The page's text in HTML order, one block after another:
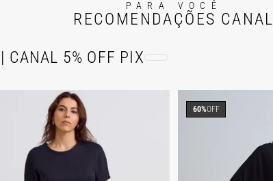
PARA VOCÊ
RECOMENDAÇÕES CANAL
CANAL 5% OFF PIX
60%OFF